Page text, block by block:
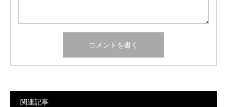
関連記事